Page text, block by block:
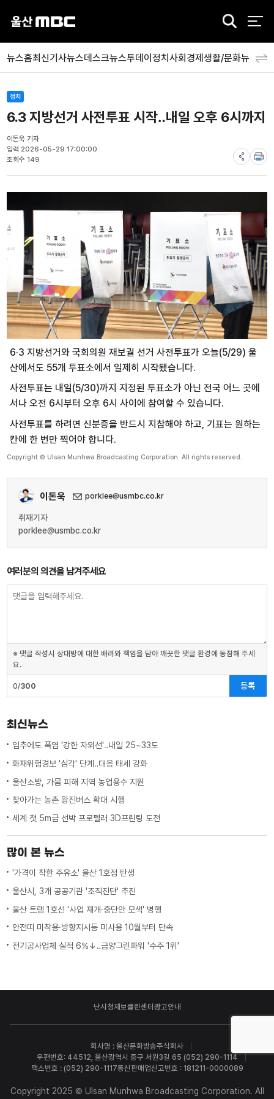
검
뉴스홈최신기사뉴스데스크뉴스투데이정치사회경제생활/문화뉴스특
정치
6.3 지방선거 사전투표 시작‥내일 오후 6시까지
이돈욱 기자
입력 2026-05-29 17:00:00
조회수 149
6·3 지방선거와 국회의원 재보궐 선거 사전투표가 오늘(5/29) 울
산에서도 55개 투표소에서 일제히 시작됐습니다.
사전투표는 내일(5/30)까지 지정된 투표소가 아닌 전국 어느 곳에
서나 오전 6시부터 오후 6시 사이에 참여할 수 있습니다.
사전투표를 하려면 신분증을 반드시 지참해야 하고, 기표는 원하는
칸에 한 번만 찍어야 합니다.
Copyright © Ulsan Munhwa Broadcasting Corporation. All rights reserved.
이돈욱 porklee@usmbc.co.kr
취재기자
porklee@usmbc.co.kr
여러분의 의견을 남겨주세요
※ 댓글 작성시 상대방에 대한 배려와 책임을 담아 깨끗한 댓글 환경에 동참해 주세
요.
0/300 등록
최신뉴스
입추에도 폭염 '강한 자외선'‥내일 25~33도
화재위험경보 '심각' 단계‥대응 태세 강화
울산소방, 가뭄 피해 지역 농업용수 지원
찾아가는 농촌 왕진버스 확대 시행
세계 첫 5m급 선박 프로펠러 3D프린팅 도전
많이 본 뉴스
'가격이 착한 주유소' 울산 1호점 탄생
울산시, 3개 공공기관 '조직진단' 추진
울산 트램 1호선 '사업 재개·중단안 모색' 병행
안전띠 미착용·방향지시등 미사용 10월부터 단속
전기공사업체 실적 6%↓‥금양그린파워 '수주 1위'
난시청제보클린센터광고안내
회사명 : 울산문화방송주식회사
우편번호: 44512, 울산광역시 중구 서원3길 65 (052) 290-1114
팩스번호 : (052) 290-1117통신판매업신고번호 : 181211-0000089
Copyright 2025 © Ulsan Munhwa Broadcasting Corporation. All